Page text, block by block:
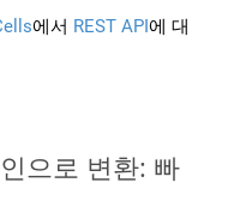
에서 REST API에 대
으로 변환: 빠